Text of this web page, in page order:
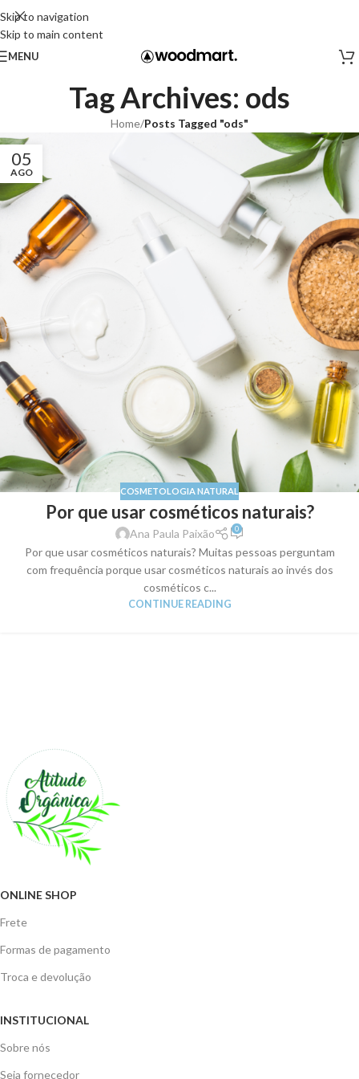
Skip to navigation
Skip to main content
MENU
Tag Archives: ods
Home/Posts Tagged "ods"
05
AGO
COSMETOLOGIA NATURAL
Por que usar cosméticos naturais?
Ana Paula Paixão 0
Por que usar cosméticos naturais? Muitas pessoas perguntam
com frequência porque usar cosméticos naturais ao invés dos
cosméticos c...
CONTINUE READING
ONLINE SHOP
Frete
Formas de pagamento
Troca e devolução
INSTITUCIONAL
Sobre nós
Seja fornecedor